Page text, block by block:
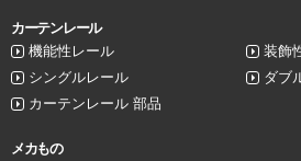
カーテンレール
機能性レール
装飾
シングルレール
ダブ
カーテンレール 部品
メカもの